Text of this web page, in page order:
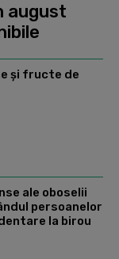
august
și fructe de
ale oboselii
persoanelor
la birou